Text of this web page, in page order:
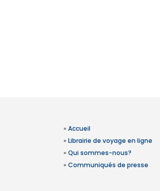
» Accueil
» Librairie de voyage en ligne
» Qui sommes-nous?
» Communiqués de presse